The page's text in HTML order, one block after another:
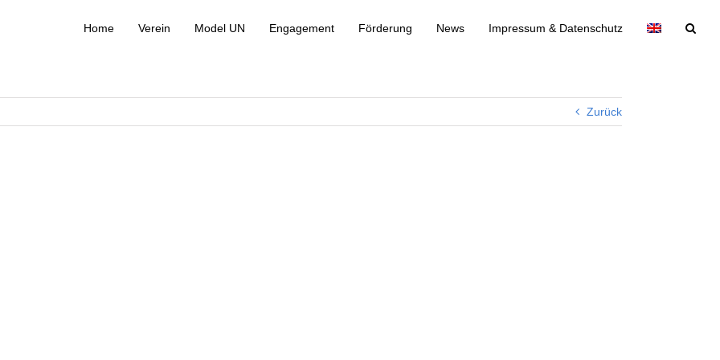
Home Verein Model UN Engagement Förderung News Impressum & Datenschutz
Zurück